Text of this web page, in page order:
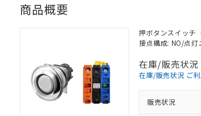
商品概要
押ボタンスイッチ
接点構成: NO/点
在庫/販売状況
在庫/販売状況 ご
販売状況